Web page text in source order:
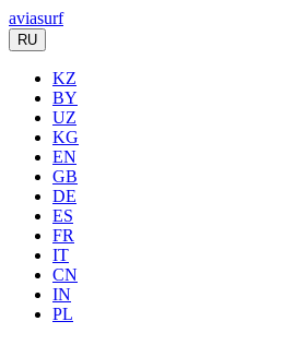
aviasurf
RU
KZ
BY
UZ
KG
EN
GB
DE
ES
FR
IT
CN
IN
PL